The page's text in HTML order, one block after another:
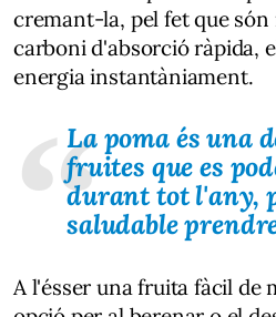
cremant-la, pel fet que
carboni d'absorció ràpida,
energia instantàniament.
La poma és una
fruites que es
durant tot l'any,
saludable
A l'ésser una fruita fàcil de